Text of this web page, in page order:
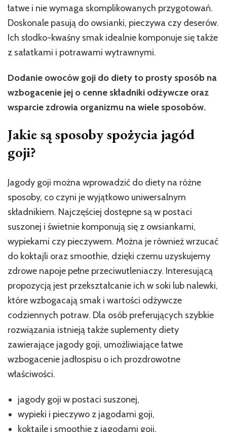
łatwe i nie wymaga skomplikowanych przygotowań.
Doskonale pasują do owsianki, pieczywa czy deserów.
Ich słodko-kwaśny smak idealnie komponuje się także
z sałatkami i potrawami wytrawnymi.
Dodanie owoców goji do diety to prosty sposób na
wzbogacenie jej o cenne składniki odżywcze oraz
wsparcie zdrowia organizmu na wiele sposobów.
Jakie są sposoby spożycia jagód
goji?
Jagody goji można wprowadzić do diety na różne
sposoby, co czyni je wyjątkowo uniwersalnym
składnikiem. Najczęściej dostępne są w postaci
suszonej i świetnie komponują się z owsiankami,
wypiekami czy pieczywem. Można je również wrzucać
do koktajli oraz smoothie, dzięki czemu uzyskujemy
zdrowe napoje pełne przeciwutleniaczy. Interesującą
propozycją jest przekształcanie ich w soki lub nalewki,
które wzbogacają smak i wartości odżywcze
codziennych potraw. Dla osób preferujących szybkie
rozwiązania istnieją także suplementy diety
zawierające jagody goji, umożliwiające łatwe
wzbogacenie jadłospisu o ich prozdrowotne
właściwości.
jagody goji w postaci suszonej,
wypieki i pieczywo z jagodami goji,
koktajle i smoothie z jagodami goji,